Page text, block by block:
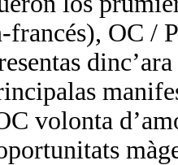
francés), OC /
volonta